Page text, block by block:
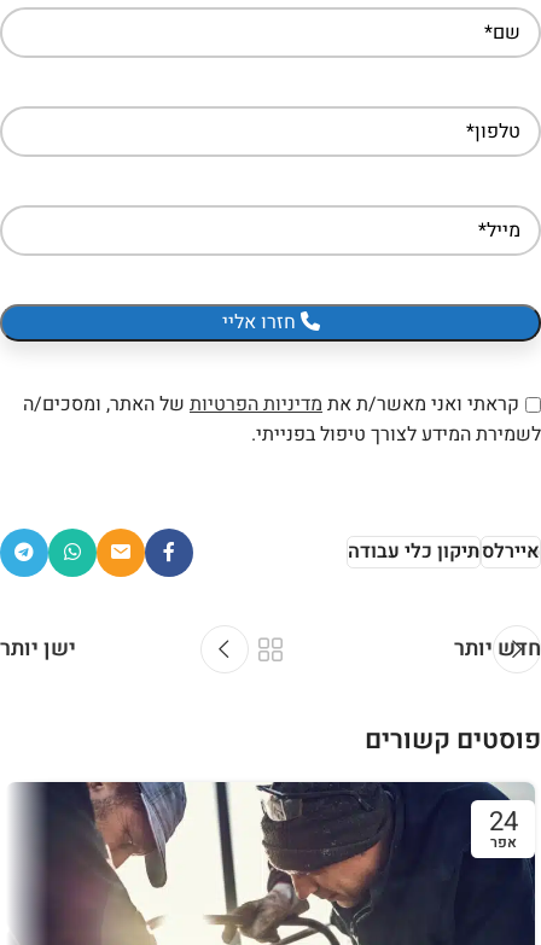
חזרו אליי
קראתי ואני מאשר/ת את מדיניות הפרטיות של האתר, ומסכים/ה
לשמירת המידע לצורך טיפול בפנייתי.
איירלסתיקון כלי עבודה
חדש יותר ישן יותר
פוסטים קשורים
24
אפר